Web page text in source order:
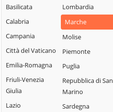
Basilicata
Calabria
Campania
Città del Vaticano
Emilia-Romagna
Friuli-Venezia
Giulia
Lazio
Lombardia
Marche
Molise
Piemonte
Puglia
Repubblica di San
Marino
Sardegna